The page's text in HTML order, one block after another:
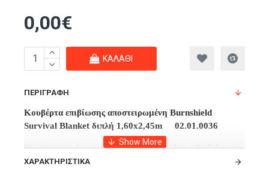
0,00€
ΚΑΛΆΘΙ
ΠΕΡΙΓΡΑΦΉ
Κουβέρτα επιβίωσης αποστειρωμένη Burnshield
Survival Blanket διπλή 1,60x2,45m 02.01.0036
Κατασκευασμένη από αγνό φυσικό μαλλί με ειδική ύφανση
εμποτισμένη με 14 φορές το βάρος της σε υδροκολλοειδή
ΧΑΡΑΚΤΗΡΙΣΤΙΚΆ